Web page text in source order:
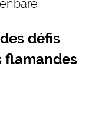
défis
flamandes